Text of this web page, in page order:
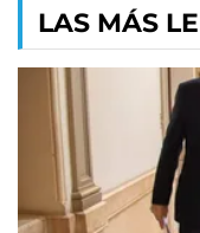
LAS MÁS